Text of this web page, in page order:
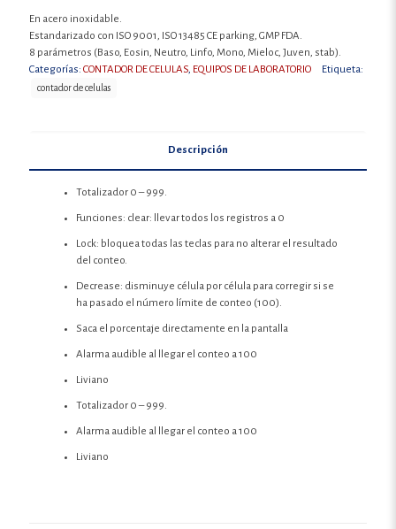
En acero inoxidable.
Estandarizado con ISO 9001, ISO 13485 CE parking, GMP FDA.
8 parámetros (Baso, Eosin, Neutro, Linfo, Mono, Mieloc, Juven, stab).
Categorías: CONTADOR DE CELULAS, EQUIPOS DE LABORATORIO Etiqueta:
contador de celulas
Descripción
Totalizador 0 – 999.
Funciones: clear: llevar todos los registros a 0
Lock: bloquea todas las teclas para no alterar el resultado
del conteo.
Decrease: disminuye célula por célula para corregir si se
ha pasado el número límite de conteo (100).
Saca el porcentaje directamente en la pantalla
Alarma audible al llegar el conteo a 100
Liviano
Totalizador 0 – 999.
Alarma audible al llegar el conteo a 100
Liviano